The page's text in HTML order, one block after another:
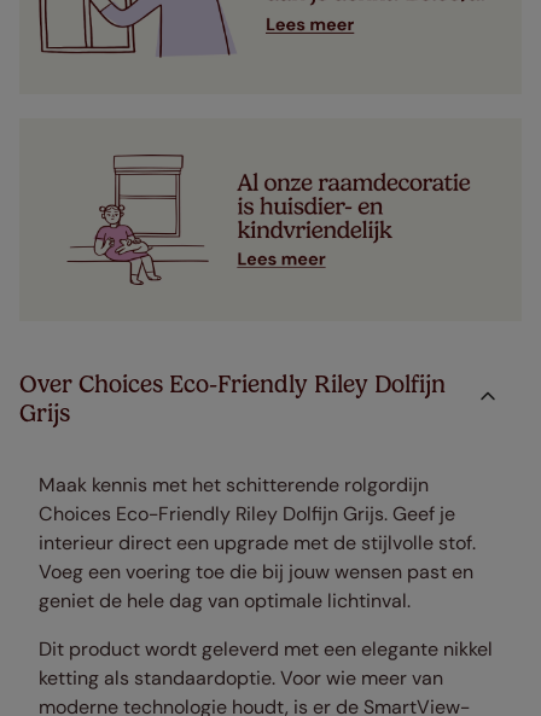
Over Choices Eco-Friendly Riley Dolfijn
Grijs
Maak kennis met het schitterende rolgordijn
Choices Eco-Friendly Riley Dolfijn Grijs. Geef je
interieur direct een upgrade met de stijlvolle stof.
Voeg een voering toe die bij jouw wensen past en
geniet de hele dag van optimale lichtinval.
Dit product wordt geleverd met een elegante nikkel
ketting als standaardoptie. Voor wie meer van
moderne technologie houdt, is er de SmartView-